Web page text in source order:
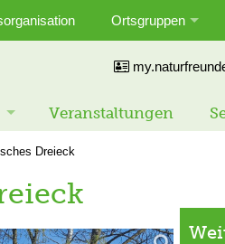
Ortsgruppen
Veranstaltungen
Dreieck